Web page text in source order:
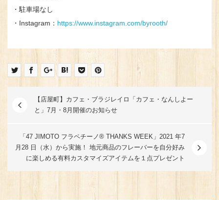
・駐車場なし
・Instagram： https://www.instagram.com/byrooth/
【店屋町】カフェ・ブラジレイロ「カフェ・なんしよー
と」7月・8月開催のお知らせ
「47 JIMOTO フラペチーノ® THANKS WEEK」2021 年7
月28 日（水）から実施！ 地元商品のフレーバーを自分好み
に楽しめる有料カスタマイズアイテムを１点プレゼント